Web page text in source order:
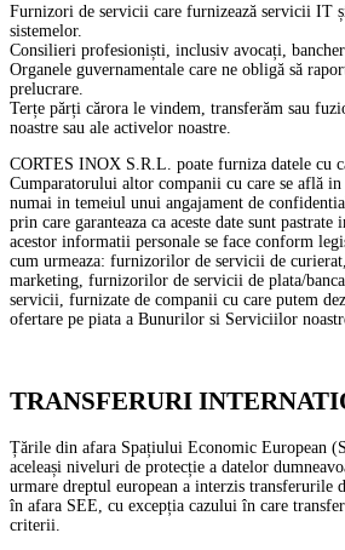
Furnizori de servicii care furnizează servicii IT
sistemelor.
Consilieri profesioniști, inclusiv avocați,
Organele guvernamentale care ne obligă să
prelucrare.
Terțe părți cărora le vindem, transferăm sau
noastre sau ale activelor noastre.
CORTES INOX S.R.L. poate furniza datele cu
Cumparatorului altor companii cu care se află
numai in temeiul unui angajament de
prin care garanteaza ca aceste date sunt
acestor informatii personale se face conform
cum urmeaza: furnizorilor de servicii de
marketing, furnizorilor de servicii de plata/
servicii, furnizate de companii cu care putem
ofertare pe piata a Bunurilor si Serviciilor
TRANSFERURI
Țările din afara Spațiului Economic European
aceleași niveluri de protecție a datelor
urmare dreptul european a interzis transferurile
în afara SEE, cu excepția cazului în care
criterii.